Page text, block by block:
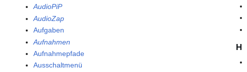
AudioPiP
AudioZap
Aufgaben
Aufnahmen
Aufnahmepfade
Ausschaltmenü
H